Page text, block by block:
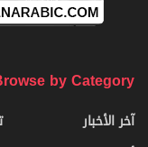
by Category
آخر الأخبار